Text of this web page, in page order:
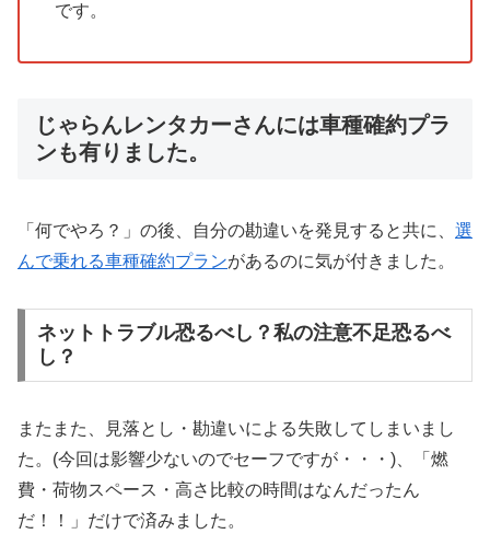
です。
じゃらんレンタカーさんには車種確約プラ
ンも有りました。
「何でやろ？」の後、自分の勘違いを発見すると共に、 選
んで乗れる車種確約プランがあるのに気が付きました。
ネットトラブル恐るべし？私の注意不足恐るべ
し？
またまた、見落とし・勘違いによる失敗してしまいまし
た。(今回は影響少ないのでセーフですが・・・)、「燃
費・荷物スペース・高さ比較の時間はなんだったん
だ！！」だけで済みました。